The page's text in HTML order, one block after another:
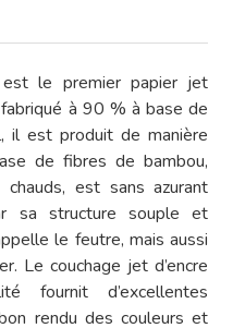
est le premier papier jet
à 90 % à base de
il est produit de manière
de fibres de bambou,
est sans azurant
sa structure souple et
le feutre, mais aussi
Le couchage jet d’encre
fournit d’excellentes
rendu des couleurs et